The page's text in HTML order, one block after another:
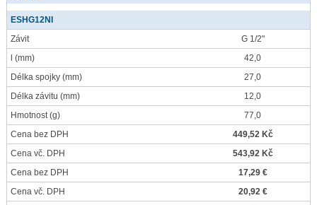
ESHG12NI
Závit
G 1/2"
(mm)
42,0
Délka spojky (mm)
27,0
Délka závitu (mm)
12,0
Hmotnost(g)
77,0
Cena bez DPH
449,52 Kč
Cena vč. DPH
543,92 Kč
Cena bez DPH
17,29 €
Cena vč. DPH
20,92 €